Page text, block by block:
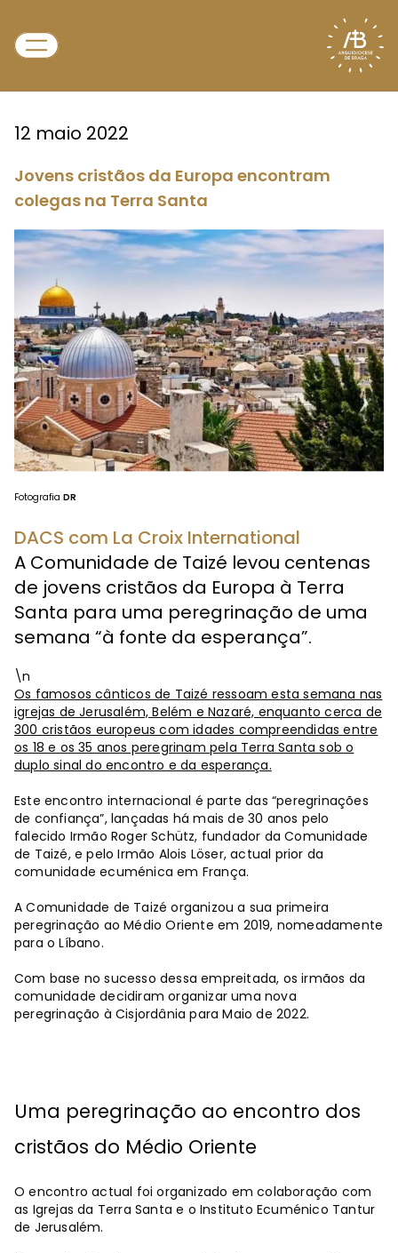
12 maio 2022
Jovens cristãos da Europa encontram
colegas na Terra Santa
Fotografia DR
DACS com La Croix International
A Comunidade de Taizé levou centenas
de jovens cristãos da Europa à Terra
Santa para uma peregrinação de uma
semana “à fonte da esperança”.
\n
Os famosos cânticos de Taizé ressoam esta semana nas
igrejas de Jerusalém, Belém e Nazaré, enquanto cerca de
300 cristãos europeus com idades compreendidas entre
os 18 e os 35 anos peregrinam pela Terra Santa sob o
duplo sinal do encontro e da esperança.
Este encontro internacional é parte das “peregrinações
de confiança”, lançadas há mais de 30 anos pelo
falecido Irmão Roger Schütz, fundador da Comunidade
de Taizé, e pelo Irmão Alois Löser, actual prior da
comunidade ecuménica em França.
A Comunidade de Taizé organizou a sua primeira
peregrinação ao Médio Oriente em 2019, nomeadamente
para o Líbano.
Com base no sucesso dessa empreitada, os irmãos da
comunidade decidiram organizar uma nova
peregrinação à Cisjordânia para Maio de 2022.
Uma peregrinação ao encontro dos
cristãos do Médio Oriente
O encontro actual foi organizado em colaboração com
as Igrejas da Terra Santa e o Instituto Ecuménico Tantur
de Jerusalém.